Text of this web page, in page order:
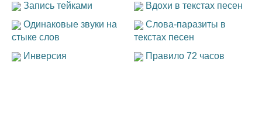
Запись тейками
Вдохи в текстах песен
Одинаковые звуки на
стыке слов
Слова-паразиты в
текстах песен
Инверсия
Правило 72 часов